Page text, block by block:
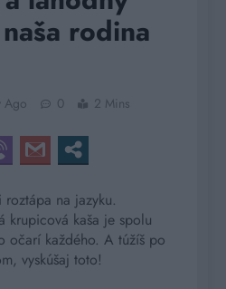
rodina
Ago 0 2 Mins
roztápa na jazyku.
krupicová kaša je spolu
očarí každého. A túžíš po
vyskúšaj toto!